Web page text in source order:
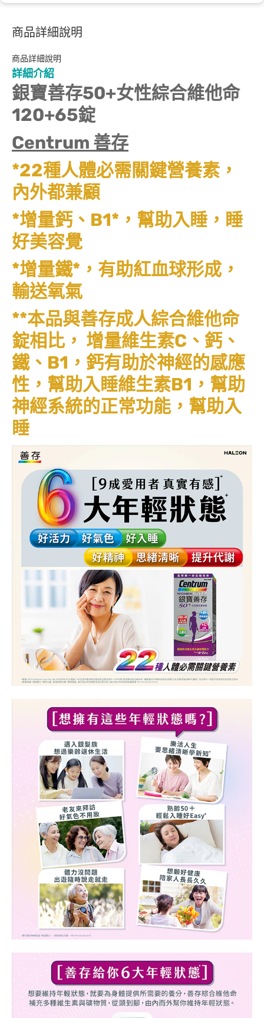
商品詳細說明
商品詳細說明
詳細介紹
銀寶善存50+女性綜合維他命
120+65錠
Centrum 善存
*22種人體必需關鍵營養素，
內外都兼顧
*增量鈣、B1*，幫助入睡，睡
好美容覺
*增量鐵*，有助紅血球形成，
輸送氧氣
**本品與善存成人綜合維他命
錠相比， 增量維生素C、鈣、
鐵、B1，鈣有助於神經的感應
性，幫助入睡維生素B1，幫助
神經系統的正常功能，幫助入
睡